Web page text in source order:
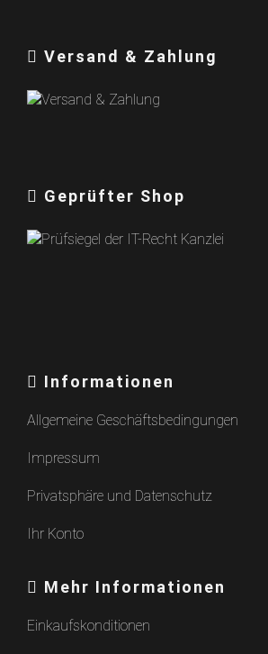
Versand & Zahlung
Geprüfter Shop
Informationen
Allgemeine Geschäftsbedingungen
Impressum
Privatsphäre und Datenschutz
Ihr Konto
Mehr Informationen
Einkaufskonditionen